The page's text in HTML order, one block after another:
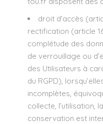
droit d’accès
rectification (article
complétude des
de verrouillage ou
des Utilisateurs à
du RGPD),
incomplètes,
collecte, l’utilisation,
conservation est